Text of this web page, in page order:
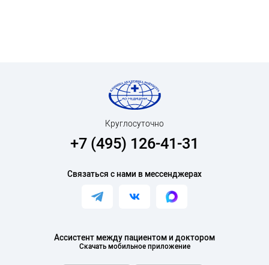
Ассистент между пациентом и доктором
Скачать мобильное приложение
Круглосуточно
+7 (495) 126-41-31
Связаться с нами в мессенджерах